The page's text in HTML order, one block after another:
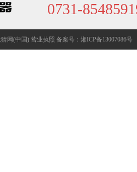
0731-
网(中国) 营业执照 备案号：湘ICP备13007086号